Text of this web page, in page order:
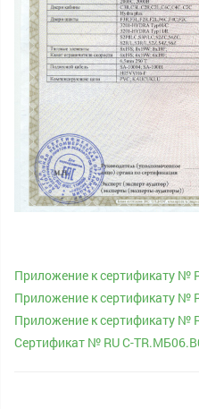
Приложение к сертификату №
Приложение к сертификату №
Приложение к сертификату №
Cертификат № RU С-